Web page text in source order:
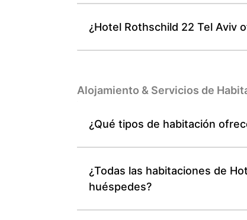
¿Hotel Rothschild 22 Tel Aviv
Alojamiento & Servicios de
¿Qué tipos de habitación
¿Todas las habitaciones de
huéspedes?